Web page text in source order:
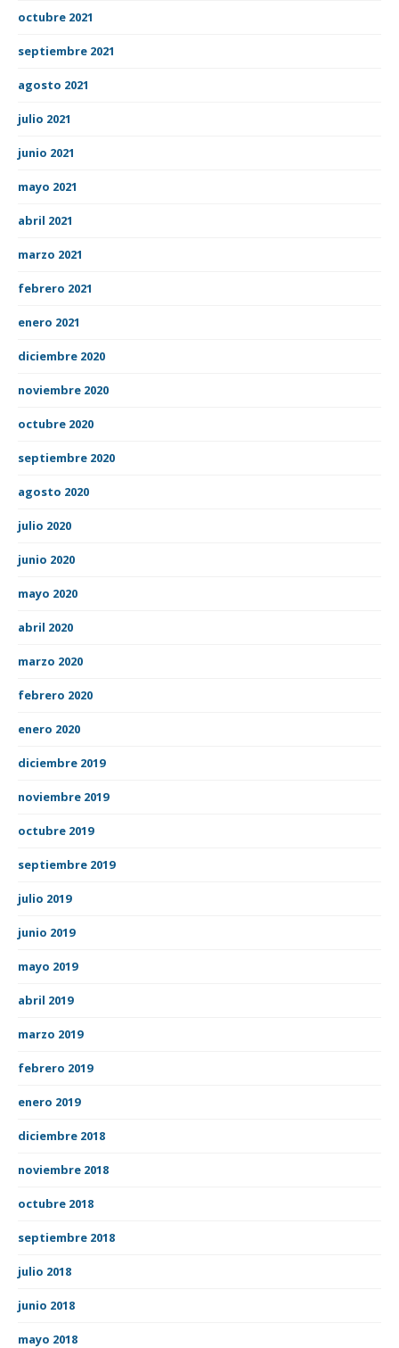
octubre 2021
septiembre 2021
agosto 2021
julio 2021
junio 2021
mayo 2021
abril 2021
marzo 2021
febrero 2021
enero 2021
diciembre 2020
noviembre 2020
octubre 2020
septiembre 2020
agosto 2020
julio 2020
junio 2020
mayo 2020
abril 2020
marzo 2020
febrero 2020
enero 2020
diciembre 2019
noviembre 2019
octubre 2019
septiembre 2019
julio 2019
junio 2019
mayo 2019
abril 2019
marzo 2019
febrero 2019
enero 2019
diciembre 2018
noviembre 2018
octubre 2018
septiembre 2018
julio 2018
junio 2018
mayo 2018